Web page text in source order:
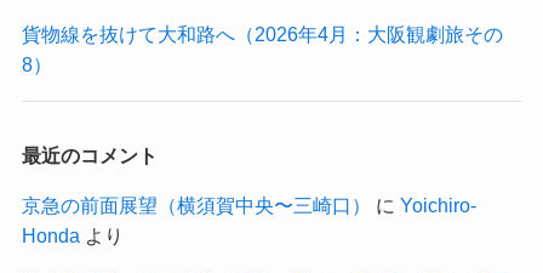
貨物線を抜けて大和路へ（2026年4月：大阪観劇旅その
8）
最近のコメント
京急の前面展望（横須賀中央〜三崎口） に Yoichiro-
Honda より